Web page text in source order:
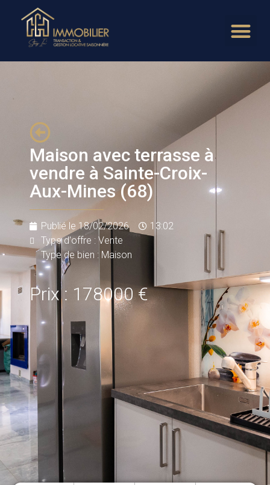
Maison avec terrasse à
vendre à Sainte-Croix-
Aux-Mines (68)
Publié le 18/02/2026
13:02
Type d'offre : Vente
Type de bien : Maison
Prix : 178000 €